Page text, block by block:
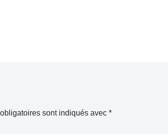
sont indiqués avec *